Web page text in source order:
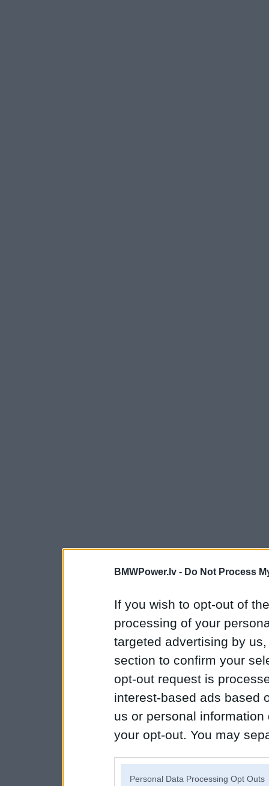
BMWPower.lv - Do Not Process
If you wish to opt-out of
processing of your
targeted advertising by
section to confirm your
opt-out request is
interest-based ads based
us or personal
your opt-out. You may
Personal Data Processing Opt Outs